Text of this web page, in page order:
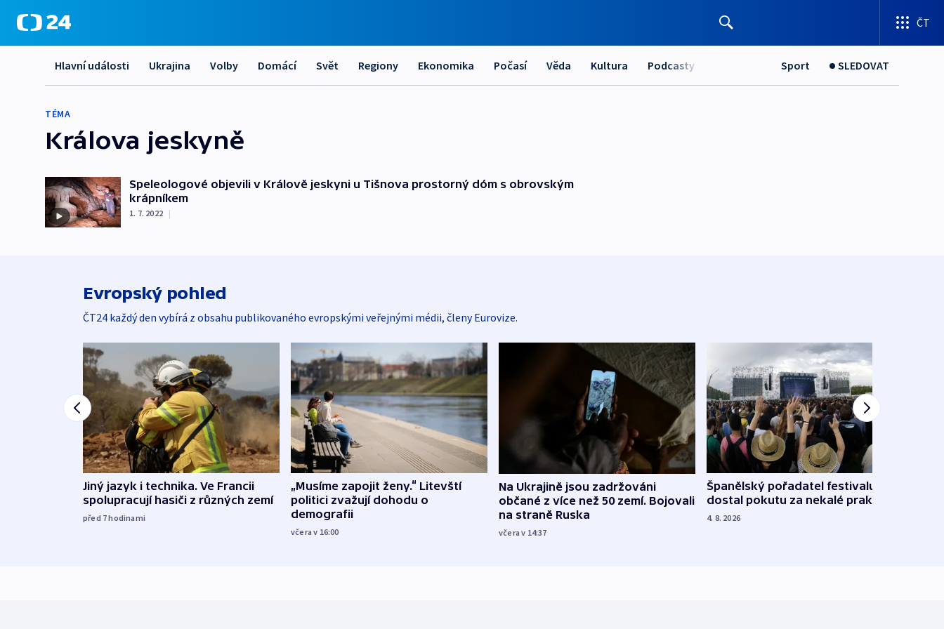
ČT
Hlavní události Ukrajina Volby Domácí Svět Regiony Ekonomika Počasí Věda Kultura Podcasty Sport SLEDOVAT
TÉMA
Králova jeskyně
Speleologové objevili v Králově jeskyni u Tišnova prostorný dóm s obrovským
krápníkem
1. 7. 2022 |
Evropský pohled
ČT24 každý den vybírá z obsahu publikovaného evropskými veřejnými médii, členy Eurovize.
Jiný jazyk i technika. Ve Francii
spolupracují hasiči z různých zemí
před 7hodinami
„Musíme zapojit ženy.“ Litevští
politici zvažují dohodu o
demografii
včera v 16:00
Na Ukrajině jsou zadržováni
občané z více než 50 zemí. Bojovali
na straně Ruska
včera v 14:37
Španělský pořadatel festivalu
dostal pokutu za nekalé praktiky
4. 8. 2026